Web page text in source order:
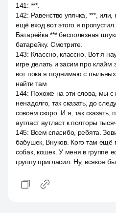
141 : ***.
142: Равенство упячка, ***, или,
ещё вход вот этого я
Батарейка *** бесполезная
батарейку. Смотрите.
143: Классно, классно. Вот я
игре делать и засим про клайм
вот пока я поднимаю с
найти там
144: Похоже на эти слова, мы с
ненадолго, так сказать, до
совсем скоро. И я, так сказать,
аутласт аутласт к полторы
145: Всем спасибо, ребята.
бабушек, Внуков. Кого там ещё
собак, кошек. У меня в группе
группу пригласил. Ну, всякое